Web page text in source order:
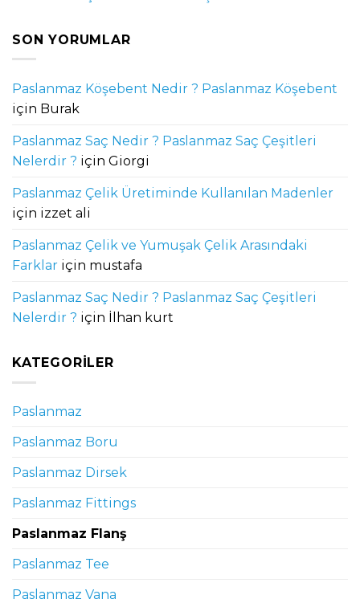
SON YORUMLAR
Paslanmaz Köşebent Nedir ? Paslanmaz Köşebent
için Burak
Paslanmaz Saç Nedir ? Paslanmaz Saç Çeşitleri
Nelerdir ? için Giorgi
Paslanmaz Çelik Üretiminde Kullanılan Madenler
için izzet ali
Paslanmaz Çelik ve Yumuşak Çelik Arasındaki
Farklar için mustafa
Paslanmaz Saç Nedir ? Paslanmaz Saç Çeşitleri
Nelerdir ? için İlhan kurt
KATEGORILER
Paslanmaz
Paslanmaz Boru
Paslanmaz Dirsek
Paslanmaz Fittings
Paslanmaz Flanş
Paslanmaz Tee
Paslanmaz Vana